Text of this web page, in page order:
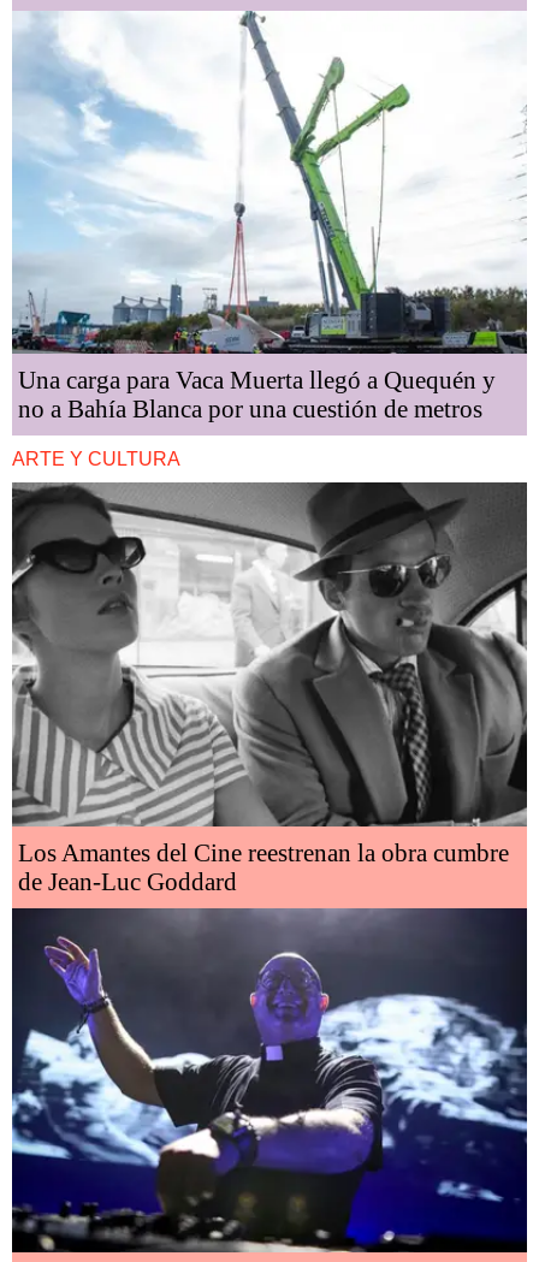
Una carga para Vaca Muerta llegó a Quequén y
no a Bahía Blanca por una cuestión de metros
ARTE Y CULTURA
Los Amantes del Cine reestrenan la obra cumbre
de Jean-Luc Goddard